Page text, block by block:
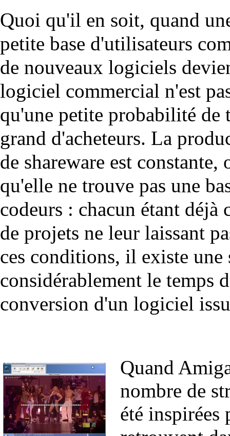
Quoi qu'il en soit, quand
petite base d'utilisateurs
de nouveaux logiciels
logiciel commercial n'est
qu'une petite probabilité de
grand d'acheteurs. La
de shareware est
qu'elle ne trouve pas une
codeurs : chacun étant déjà
de projets ne leur laissant
ces conditions, il existe
considérablement le temps
conversion d'un logiciel
Quand
nombre de
été inspirées